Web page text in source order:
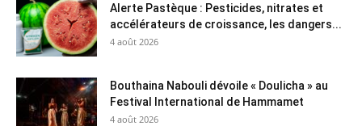
Alerte Pastèque : Pesticides, nitrates et
accélérateurs de croissance, les dangers...
4 août 2026
Bouthaina Nabouli dévoile « Doulicha » au
Festival International de Hammamet
4 août 2026